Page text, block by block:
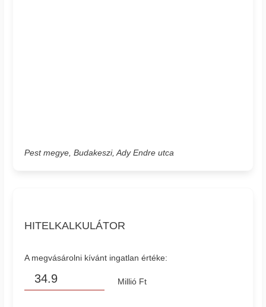
Pest megye, Budakeszi, Ady Endre utca
HITELKALKULÁTOR
A megvásárolni kívánt ingatlan értéke:
Millió Ft